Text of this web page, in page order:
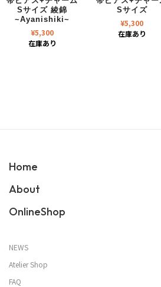
Sサイズ 綾錦
~Ayanishiki~
¥5,300
在庫あり
Sサイズ
¥5,300
在庫あり
Home
About
OnlineShop
NEWS
Atelier Shop
FAQ